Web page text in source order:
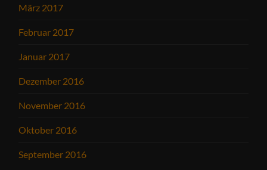
März 2017
Februar 2017
Januar 2017
Dezember 2016
November 2016
Oktober 2016
September 2016